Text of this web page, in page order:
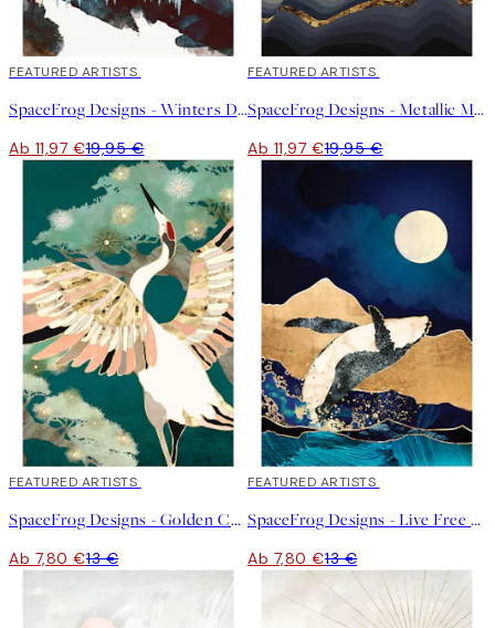
40%*
FEATURED ARTISTS
SpaceFrog Designs - Winters Day Poster
Ab 11,97 €19,95 €
40%*
FEATURED ARTISTS
SpaceFrog Designs - Metallic Mountains Poster
Ab 11,97 €19,95 €
40%*
FEATURED ARTISTS
SpaceFrog Designs - Golden Crane Poster
Ab 7,80 €13 €
40%*
FEATURED ARTISTS
SpaceFrog Designs - Live Free Poster
Ab 7,80 €13 €